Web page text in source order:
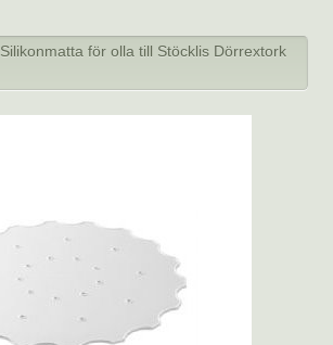
Silikonmatta för olla till Stöcklis Dörrextork